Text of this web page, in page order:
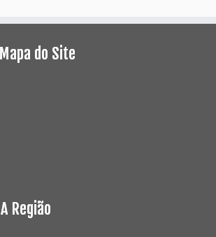
Mapa do Site
A Região